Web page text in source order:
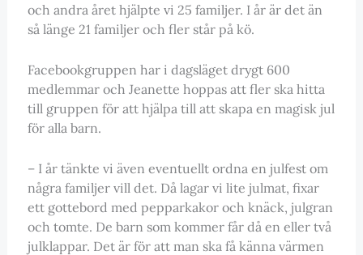
och andra året hjälpte vi 25 familjer. I år är det än
så länge 21 familjer och fler står på kö.
Facebookgruppen har i dagsläget drygt 600
medlemmar och Jeanette hoppas att fler ska hitta
till gruppen för att hjälpa till att skapa en magisk jul
för alla barn.
– I år tänkte vi även eventuellt ordna en julfest om
några familjer vill det. Då lagar vi lite julmat, fixar
ett gottebord med pepparkakor och knäck, julgran
och tomte. De barn som kommer får då en eller två
julklappar. Det är för att man ska få känna värmen